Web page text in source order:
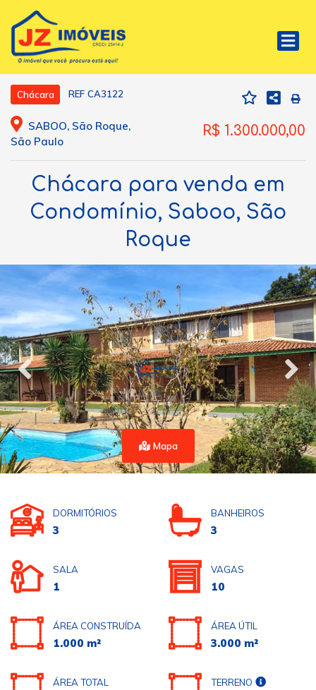
Chácara REF CA3122
SABOO, São Roque,
São Paulo
R$ 1.300.000,00
Chácara para venda em
Condomínio, Saboo, São
Roque
Mapa
DORMITÓRIOS
3
BANHEIROS
3
SALA
1
VAGAS
10
ÁREA CONSTRUÍDA
1.000 m²
ÁREA ÚTIL
3.000 m²
ÁREA TOTAL TERRENO